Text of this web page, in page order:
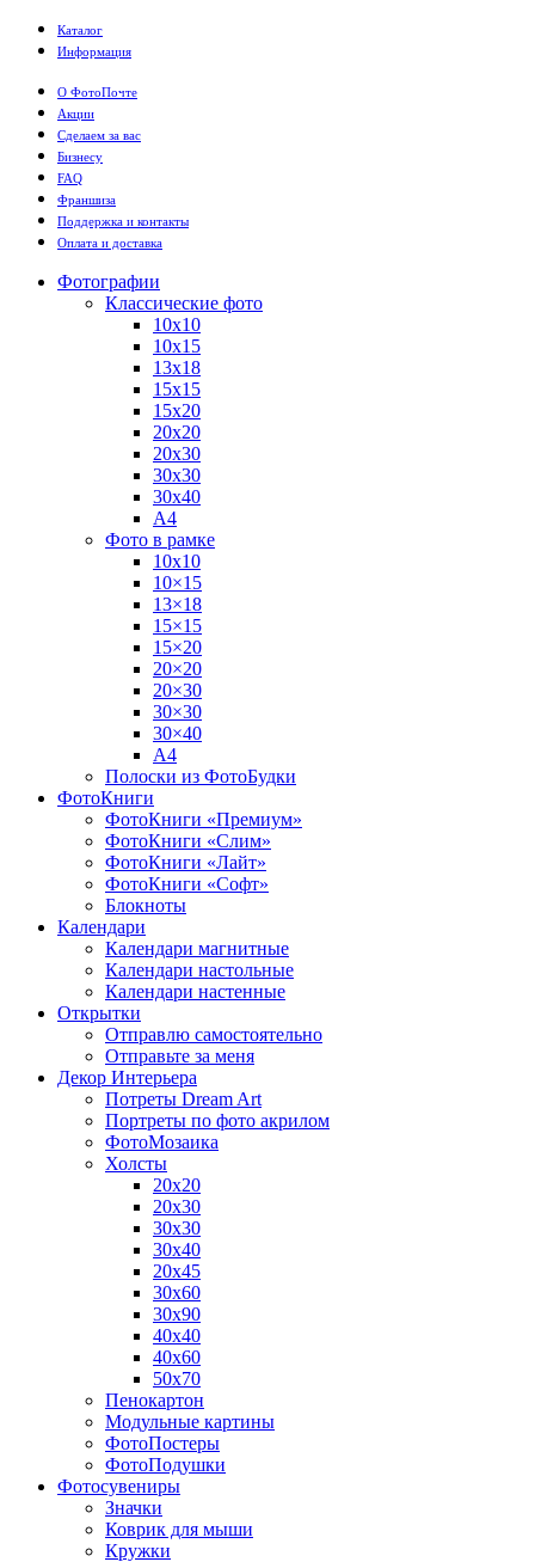
Каталог
Информация
О ФотоПочте
Акции
Сделаем за вас
Бизнесу
FAQ
Франшиза
Поддержка и контакты
Оплата и доставка
Фотографии
Классические фото
10х10
10х15
13х18
15х15
15х20
20х20
20х30
30х30
30х40
А4
Фото в рамке
10х10
10×15
13×18
15×15
15×20
20×20
20×30
30×30
30×40
A4
Полоски из ФотоБудки
ФотоКниги
ФотоКниги «Премиум»
ФотоКниги «Слим»
ФотоКниги «Лайт»
ФотоКниги «Софт»
Блокноты
Календари
Календари магнитные
Календари настольные
Календари настенные
Открытки
Отправлю самостоятельно
Отправьте за меня
Декор Интерьера
Потреты Dream Art
Портреты по фото акрилом
ФотоМозаика
Холсты
20х20
20х30
30х30
30х40
20х45
30х60
30х90
40х40
40х60
50х70
Пенокартон
Модульные картины
ФотоПостеры
ФотоПодушки
Фотоcувениры
Значки
Коврик для мыши
Кружки